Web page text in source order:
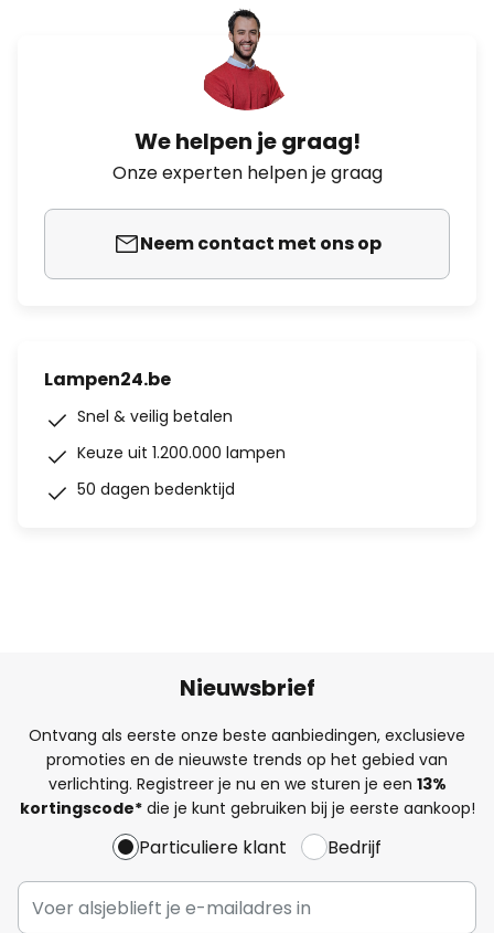
We helpen je graag!
Onze experten helpen je graag
Neem contact met ons op
Lampen24.be
Snel & veilig betalen
Keuze uit 1.200.000 lampen
50 dagen bedenktijd
Nieuwsbrief
Ontvang als eerste onze beste aanbiedingen, exclusieve
promoties en de nieuwste trends op het gebied van
verlichting. Registreer je nu en we sturen je een 13%
kortingscode*die je kunt gebruiken bij je eerste aankoop!
Particuliere klant Bedrijf